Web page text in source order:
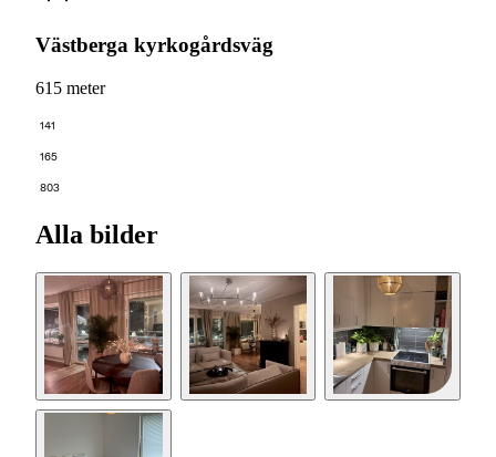
Västberga kyrkogårdsväg
615 meter
141
165
803
Alla bilder